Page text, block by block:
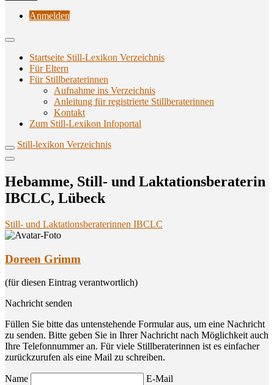
Anmelden
Startseite Still-Lexikon Verzeichnis
Für Eltern
Für Stillberaterinnen
Aufnahme ins Verzeichnis
Anlei­tung für regis­trier­te Stillberaterinnen
Kon­takt
Zum Still-Lexikon Infoportal
Still-lexikon Verzeichnis
Heb­am­me, Still- und Lak­ta­ti­ons­be­ra­te­rin
IBCLC, Lübeck
Still- und Laktationsberaterinnen IBCLC
Doreen Grimm
(für diesen Eintrag verantwortlich)
Nachricht senden
Füllen Sie bitte das untenstehende Formular aus, um eine Nachricht
zu senden. Bitte geben Sie in Ihrer Nachricht nach Möglichkeit auch
Ihre Telefonnummer an. Für viele Stillberaterinnen ist es einfacher
zurückzurufen als eine Mail zu schreiben.
Name E-Mail